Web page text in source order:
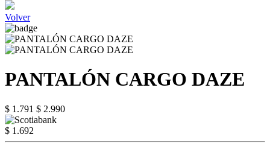
Volver
PANTALÓN CARGO DAZE
$ 1.791 $ 2.990
$ 1.692